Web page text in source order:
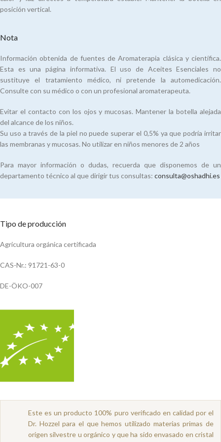
posición vertical.
Nota
Información obtenida de fuentes de Aromaterapia clásica y científica.
Esta es una página informativa. El uso de Aceites Esenciales no
sustituye el tratamiento médico, ni pretende la automedicación.
Consulte con su médico o con un profesional aromaterapeuta.
Evitar el contacto con los ojos y mucosas. Mantener la botella alejada
del alcance de los niños.
Su uso a través de la piel no puede superar el 0,5% ya que podría irritar
las membranas y mucosas. No utilizar en niños menores de 2 años
Para mayor información o dudas, recuerda que disponemos de un
departamento técnico al que dirigir tus consultas: consulta@oshadhi.es
Tipo de producción
Agricultura orgánica certificada
CAS-Nr.: 91721-63-0
DE-ÖKO-007
Este es un producto 100% puro verificado en calidad por el
Dr. Hozzel para el que hemos utilizado materias primas de
origen silvestre u orgánico y que ha sido envasado en cristal